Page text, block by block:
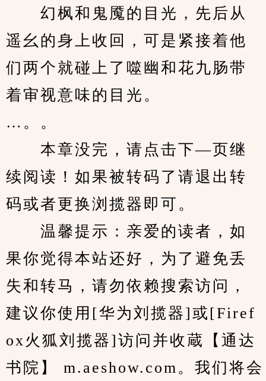
幻枫和鬼魇的目光，先后从
遥幺的身上收回，可是紧接着他
们两个就碰上了噬幽和花九肠带
着审视意味的目光。
…。。
本章没完，请点击下—页继
续阅读！如果被转码了请退出转
码或者更换浏揽器即可。
温馨提示：亲爱的读者，如
果你觉得本站还好，为了避免丢
失和转马，请勿依赖搜索访问，
建议你使用[华为刘揽器]或[Firef
ox火狐刘揽器]访问并收蔵【通达
书院】 m.aeshow.com。我们将会